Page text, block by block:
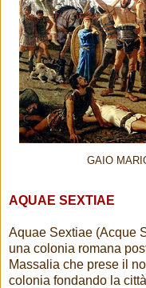
GAIO
AQUAE SEXTIAE
Aquae Sextiae (Acque
una colonia romana
Massalia che prese il
colonia fondando la